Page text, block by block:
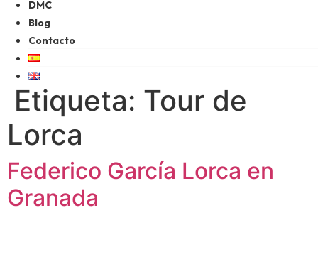
DMC
Blog
Contacto
Etiqueta: Tour de
Lorca
Federico García Lorca en
Granada